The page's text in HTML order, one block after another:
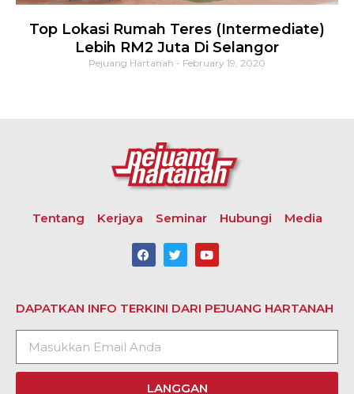
Top Lokasi Rumah Teres (Intermediate)
Lebih RM2 Juta Di Selangor
Pejuang Hartanah February 19, 2020
Tentang Kerjaya Seminar Hubungi Media
DAPATKAN INFO TERKINI DARI PEJUANG HARTANAH
LANGGAN